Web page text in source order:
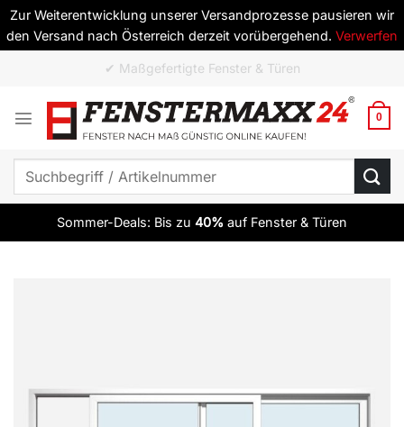
Zur Weiterentwicklung unserer Versandprozesse pausieren wir
den Versand nach Österreich derzeit vorübergehend. Verwerfen
springen
✔ ab 10 Elementen versandkostenfrei
0
Suchen
Sommer-Deals: Bis zu 40% auf Fenster & Türen